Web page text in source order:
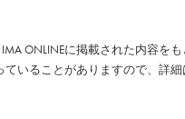
ONLINEに掲載された内容をも
いることがありますので、詳細